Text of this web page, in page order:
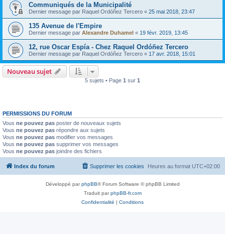
Communiqués de la Municipalité
Dernier message par Raquel Ordóñez Tercero « 25 mai 2018, 23:47
135 Avenue de l'Empire
Dernier message par Alexandre Duhamel « 19 févr. 2019, 13:45
12, rue Oscar Espía - Chez Raquel Ordóñez Tercero
Dernier message par Raquel Ordóñez Tercero « 17 avr. 2018, 15:01
Nouveau sujet
5 sujets • Page 1 sur 1
PERMISSIONS DU FORUM
Vous ne pouvez pas poster de nouveaux sujets
Vous ne pouvez pas répondre aux sujets
Vous ne pouvez pas modifier vos messages
Vous ne pouvez pas supprimer vos messages
Vous ne pouvez pas joindre des fichiers
Index du forum Heures au format UTC+02:00
Supprimer les cookies
Développé parphpBB® Forum Software © phpBB Limited
Traduit parphpBB-fr.com
Confidentialité | Conditions